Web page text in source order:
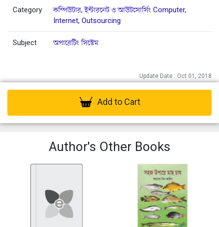
Category
কম্পিউটার, ইন্টারনেট ও আউটসোর্সিং Computer,
Internet, Outsourcing
Subject অপারেটিং সিস্টেম
Update Date : Oct 01, 2018
Add to Cart
Author's Other Books